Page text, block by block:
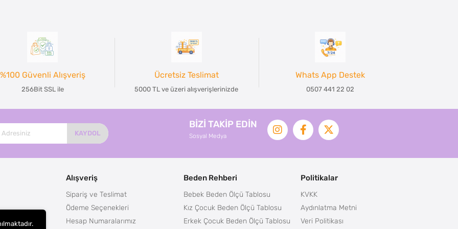
%100 Güvenli Alışveriş
256Bit SSL ile
Ücretsiz Teslimat
5000 TL ve üzeri alışverişlerinizde
Whats App Destek
0507 441 22 02
KAYDOL
BİZİ TAKİP EDİN
Sosyal Medya
Alışveriş
Sipariş ve Teslimat
Ödeme Seçenekleri
Hesap Numaralarımız
Beden Rehberi
Bebek Beden Ölçü Tablosu
Kız Çocuk Beden Ölçü Tablosu
Erkek Çocuk Beden Ölçü Tablosu
Politikalar
KVKK
Aydınlatma Metni
Veri Politikası